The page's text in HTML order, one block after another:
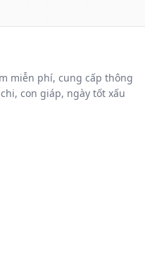
miễn phí, cung cấp thông
con giáp, ngày tốt xấu